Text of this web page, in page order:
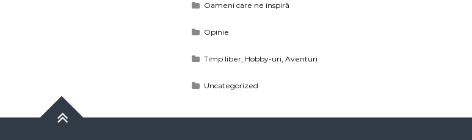
Oameni care ne inspiră
Opinie
Timp liber, Hobby-uri, Aventuri
Uncategorized